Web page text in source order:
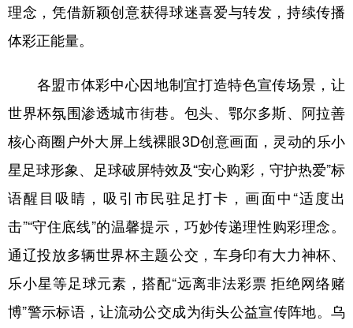
地方频道
北京
辽宁 吉林 上海 江苏
浙江 安徽 福建 江西
山东 河南 湖北 湖南
四川 贵州 云南 西藏
陕西 甘肃 青海 宁夏
新疆 内蒙古 黑龙江
理念，凭借新颖创意获得球迷喜爱与转发，持续传播
体彩正能量。
各盟市体彩中心因地制宜打造特色宣传场景，让
世界杯氛围渗透城市街巷。包头、鄂尔多斯、阿拉善
核心商圈户外大屏上线裸眼3D创意画面，灵动的乐小
星足球形象、足球破屏特效及“安心购彩，守护热爱”标
语醒目吸睛，吸引市民驻足打卡，画面中“适度出
击”“守住底线”的温馨提示，巧妙传递理性购彩理念。
通辽投放多辆世界杯主题公交，车身印有大力神杯、
乐小星等足球元素，搭配“远离非法彩票 拒绝网络赌
博”警示标语，让流动公交成为街头公益宣传阵地。乌